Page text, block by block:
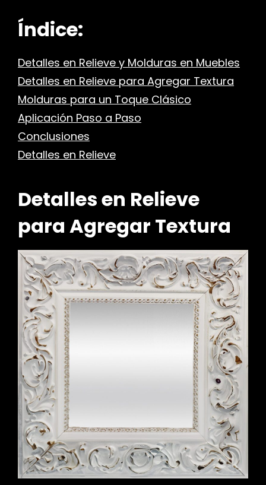
Índice:
Detalles en Relieve y Molduras en Muebles
Detalles en Relieve para Agregar Textura
Molduras para un Toque Clásico
Aplicación Paso a Paso
Conclusiones
Detalles en Relieve
Detalles en Relieve
para Agregar Textura